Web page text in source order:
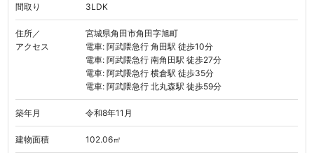
間取り 3LDK
住所／
アクセス
宮城県角田市角田字旭町
電車: 阿武隈急行 角田駅 徒歩10分
電車: 阿武隈急行 南角田駅 徒歩27分
電車: 阿武隈急行 横倉駅 徒歩35分
電車: 阿武隈急行 北丸森駅 徒歩59分
築年月 令和8年11月
建物面積 102.06㎡